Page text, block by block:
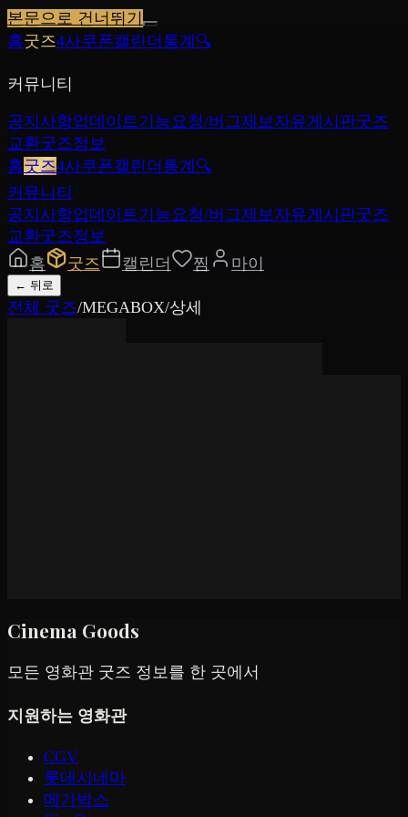
본문으로 건너뛰기
홈굿즈4사쿠폰캘린더 통계 🔍
커뮤니티
공지사항업데이트기능요청/버그제보자유게시판굿즈
교환굿즈정보
홈굿즈4사쿠폰캘린더 통계 🔍
커뮤니티
공지사항업데이트기능요청/버그제보자유게시판굿즈
교환굿즈정보
홈
굿즈 캘린더 찜 마이
← 뒤로
전체 굿즈/MEGABOX/상세
Cinema Goods
모든 영화관 굿즈 정보를 한 곳에서
지원하는 영화관
CGV
롯데시네마
메가박스